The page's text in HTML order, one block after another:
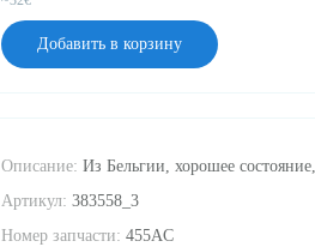
Добавить в корзину
Описание: Из Бельгии, хорошее
Артикул: 383558_3
Номер запчасти: 455AC